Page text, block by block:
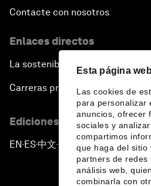
Esta página
Las cookies de
para personalizar
anuncios, ofrecer
sociales y
compartimos
que haga del sitio
partners de redes
análisis web,
combinarla con
Contacte con nosotros
Enlaces directos
La sostenibilidad en el Foro
Carreras profesionales
Ediciones en otros idiomas
EN ▪ES▪中文▪ 日本語